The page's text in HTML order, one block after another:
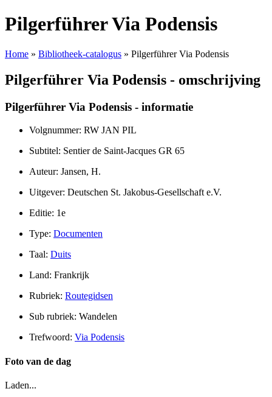
Pilgerführer Via Podensis
Home » Bibliotheek-catalogus » Pilgerführer Via Podensis
Pilgerführer Via Podensis - omschrijving
Pilgerführer Via Podensis - informatie
Volgnummer: RW JAN PIL
Subtitel: Sentier de Saint-Jacques GR 65
Auteur: Jansen, H.
Uitgever: Deutschen St. Jakobus-Gesellschaft e.V.
Editie: 1e
Type: Documenten
Taal: Duits
Land: Frankrijk
Rubriek: Routegidsen
Sub rubriek: Wandelen
Trefwoord: Via Podensis
Foto van de dag
Laden...